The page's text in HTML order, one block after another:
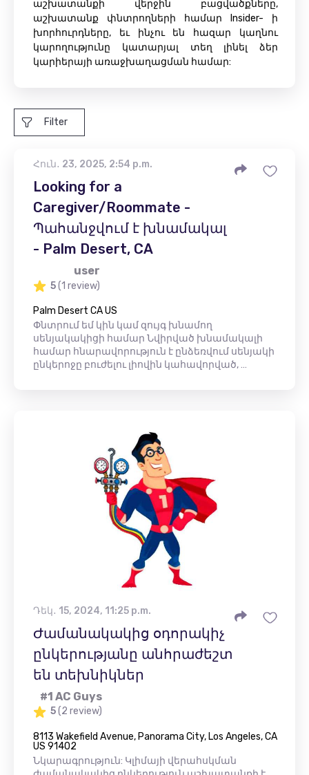
աշխատանքի վերջին բացվածքները,
աշխատանք փնտրողների համար Insider- ի
խորհուրդները, եւ ինչու են հազար կաղնու
կարողությունը կատարյալ տեղ լինել ձեր
կարիերայի առաջխաղացման համար:
Filter
Հուն․ 23, 2025, 2:54 p.m.
Looking for a
Caregiver/Roommate -
Պահանջվում է խնամակալ
- Palm Desert, CA
user
5(1 review)
Palm Desert CA US
Փնտրում եմ կին կամ զույգ խնամող
սենյակակիցի համար Նվիրված խնամակալի
համար հնարավորություն է ընձեռվում սենյակի
ընկերոջը բուժելու լիովին կահավորված, …
Դեկ․ 15, 2024, 11:25 p.m.
Ժամանակակից օդորակիչ
ընկերությանը անհրաժեշտ
են տեխնիկներ
#1 AC Guys
5(2 review)
8113 Wakefield Avenue, Panorama City, Los Angeles, CA
US 91402
Նկարագրություն: Կլիմայի վերահսկման